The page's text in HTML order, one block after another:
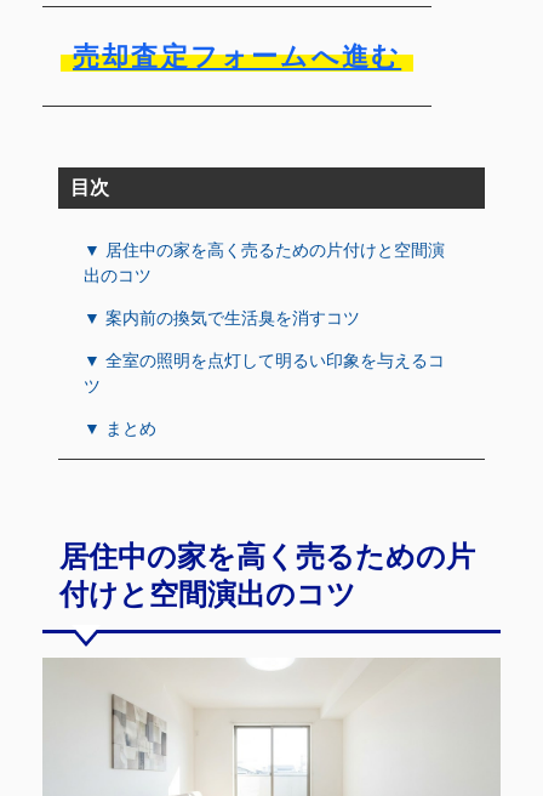
売却査定フォームへ進む
目次
▼ 居住中の家を高く売るための片付けと空間演
出のコツ
▼ 案内前の換気で生活臭を消すコツ
▼ 全室の照明を点灯して明るい印象を与えるコ
ツ
▼ まとめ
居住中の家を高く売るための片
付けと空間演出のコツ